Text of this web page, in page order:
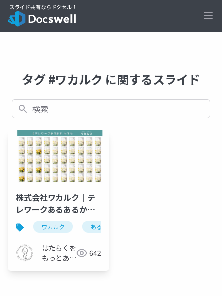
タグ #ワカルク に関するスライド
検索
株式会社ワカルク｜テ
レワークあるあるかる
た
ワカルク あるあるカルタ
はたらくを
もっとあか
642